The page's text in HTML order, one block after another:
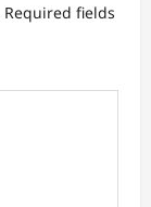
Required fields